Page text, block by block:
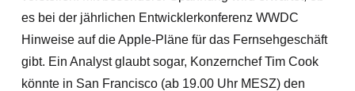
es bei der jährlichen Entwicklerkonferenz WWDC
Hinweise auf die Apple-Pläne für das Fernsehgeschäft
gibt. Ein Analyst glaubt sogar, Konzernchef Tim Cook
könnte in San Francisco (ab 19.00 Uhr MESZ) den